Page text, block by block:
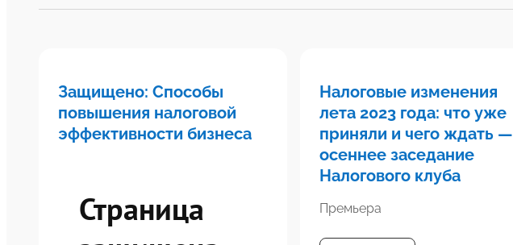
Защищено: Способы
повышения налоговой
эффективности бизнеса
Страница
Налоговые изменения
лета 2023 года: что уже
приняли и чего ждать —
осеннее заседание
Налогового клуба
Премьера